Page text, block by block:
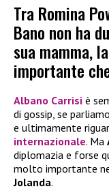
Tra Romina
Bano non ha
sua mamma,
importante
Albano Carrisi è
di gossip, se
e ultimamente
internazionale. Ma
diplomazia e forse
molto importante
Jolanda.